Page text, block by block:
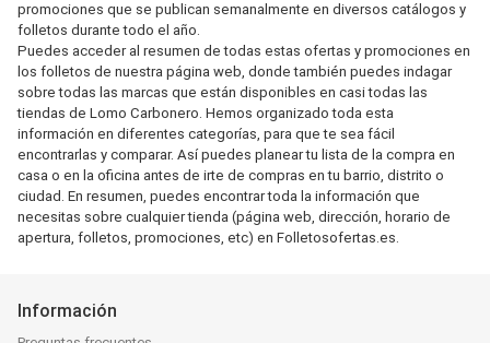
promociones que se publican semanalmente en diversos catálogos y
folletos durante todo el año.
Puedes acceder al resumen de todas estas ofertas y promociones en
los folletos de nuestra página web, donde también puedes indagar
sobre todas las marcas que están disponibles en casi todas las
tiendas de Lomo Carbonero. Hemos organizado toda esta
información en diferentes categorías, para que te sea fácil
encontrarlas y comparar. Así puedes planear tu lista de la compra en
casa o en la oficina antes de irte de compras en tu barrio, distrito o
ciudad. En resumen, puedes encontrar toda la información que
necesitas sobre cualquier tienda (página web, dirección, horario de
apertura, folletos, promociones, etc) en Folletosofertas.es.
Información